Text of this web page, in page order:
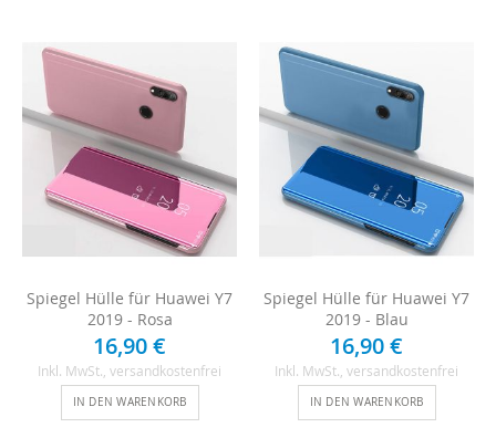
Spiegel Hülle für Huawei Y7
2019 - Rosa
16,90 €
Inkl. MwSt. , versandkostenfrei
IN DEN WARENKORB
Spiegel Hülle für Huawei Y7
2019 - Blau
16,90 €
Inkl. MwSt. , versandkostenfrei
IN DEN WARENKORB